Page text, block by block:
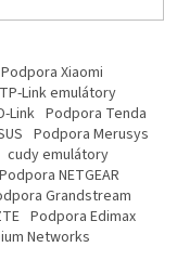
Podpora Xiaomi
TP-Link emulátory
Link Podpora Tenda
Podpora Merusys
cudy emulátory
Podpora NETGEAR
Grandstream
Podpora Edimax
Networks